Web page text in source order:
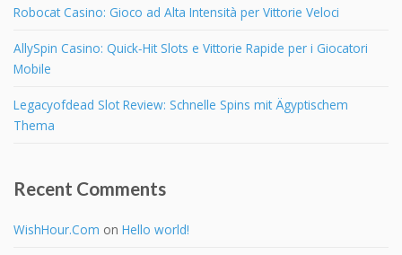
Robocat Casino: Gioco ad Alta Intensità per Vittorie Veloci
AllySpin Casino: Quick‑Hit Slots e Vittorie Rapide per i Giocatori
Mobile
Legacyofdead Slot Review: Schnelle Spins mit Ägyptischem
Thema
Recent Comments
WishHour.Com on Hello world!